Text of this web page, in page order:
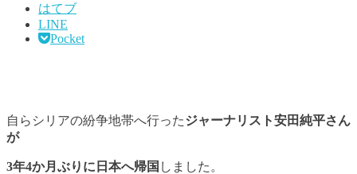
はてブ
LINE
Pocket
自らシリアの紛争地帯へ行ったジャーナリスト安田純平さん
が
3年4か月ぶりに日本へ帰国 しました。